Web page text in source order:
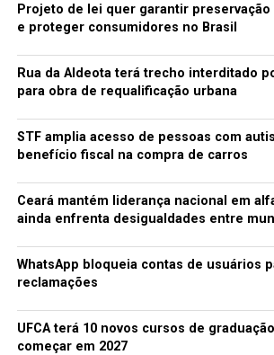
Projeto de lei quer garantir
e proteger consumidores no Brasil
Rua da Aldeota terá trecho interditado
para obra de requalificação urbana
STF amplia acesso de pessoas com
benefício fiscal na compra de carros
Ceará mantém liderança nacional em
ainda enfrenta desigualdades entre
WhatsApp bloqueia contas de usuários
reclamações
UFCA terá 10 novos cursos de
começar em 2027